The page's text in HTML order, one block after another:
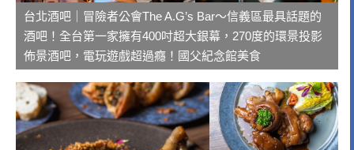
台北酒吧｜冒險者公會The A.G’s Bar～信義區最具話題的
酒吧！全台第一家擁有400吋超大銀幕，270度的環景投影
佈景酒吧，電玩遊戲超過癮！國父紀念館美食